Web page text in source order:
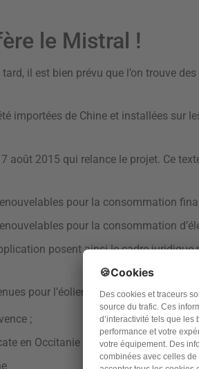
le Mistral !
il est bien prévu que l’on trouve
importées de Chine et installées sur
août 2015 qui relance le projet. Ce
pour la consommation
pour la consommation
posent ainsi le cadre juridique
pour l’éolien flottant :
;
en Occitanie